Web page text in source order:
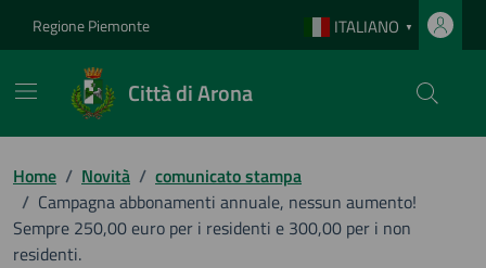
Regione Piemonte ITALIANO ▼
Città di Arona
Home / Novità / comunicato stampa
/ Campagna abbonamenti annuale, nessun aumento!
Sempre 250,00 euro per i residenti e 300,00 per i non
residenti.